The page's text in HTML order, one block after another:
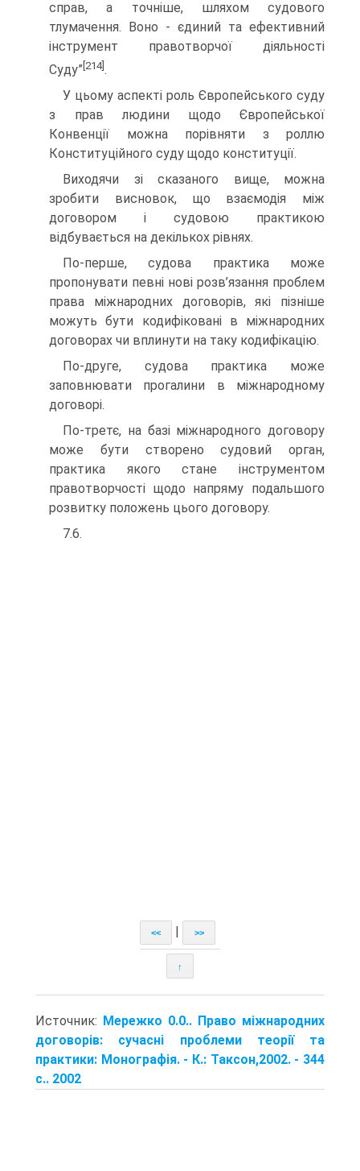
справ, а точ­ніше, шляхом судового
тлумачення. Воно - єдиний та ефективний
інструмент правотворчої діяльності
Суду” [214].
У цьому аспекті роль Європейського суду
з прав людини щодо Європейської
Конвенції можна порівняти з роллю
Конституційного суду щодо конституції.
Виходячи зі сказаного вище, можна
зробити висно­вок, що взаємодія між
договором і судовою практикою
відбувається на декількох рівнях.
По-перше, судова практика може
пропонувати певні нові розв’язання проблем
права міжнародних договорів, які пізніше
можуть бути кодифіковані в міжнародних
договорах чи вплинути на таку кодифікацію.
По-друге, судова практика може
заповнювати прога­лини в міжнародному
договорі.
По-третє, на базі міжнародного договору
може бути створено судовий орган,
практика якого стане інстру­ментом
правотворчості щодо напряму подальшого
роз­витку положень цього договору.
7.6.
<< >>
↑
Источник: Мережко 0.0.. Право міжнародних
договорів: сучасні проблеми теорії та
практики: Монографія. - К.: Таксон,2002. - 344
с.. 2002